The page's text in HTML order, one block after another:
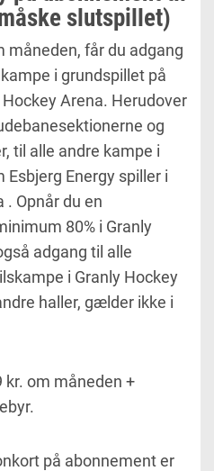
slutspillet)
måneden, får du adgang
i grundspillet på
Arena. Herudover
og
til alle andre kampe i
Energy spiller i
Opnår du en
80% i Granly
adgang til alle
i Granly Hockey
haller, gælder ikke i
kr. om måneden +
på abonnement er